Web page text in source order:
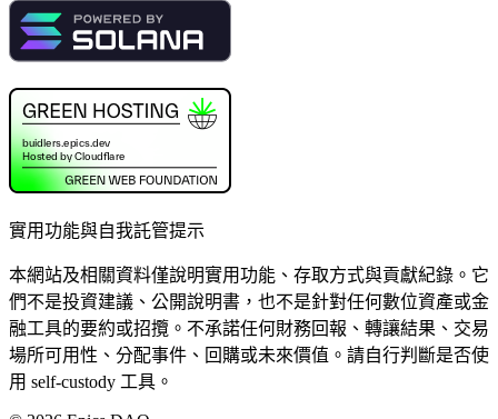
實用功能與自我託管提示
本網站及相關資料僅說明實用功能、存取方式與貢獻紀錄。它
們不是投資建議、公開說明書，也不是針對任何數位資產或金
融工具的要約或招攬。不承諾任何財務回報、轉讓結果、交易
場所可用性、分配事件、回購或未來價值。請自行判斷是否使
用 self-custody 工具。